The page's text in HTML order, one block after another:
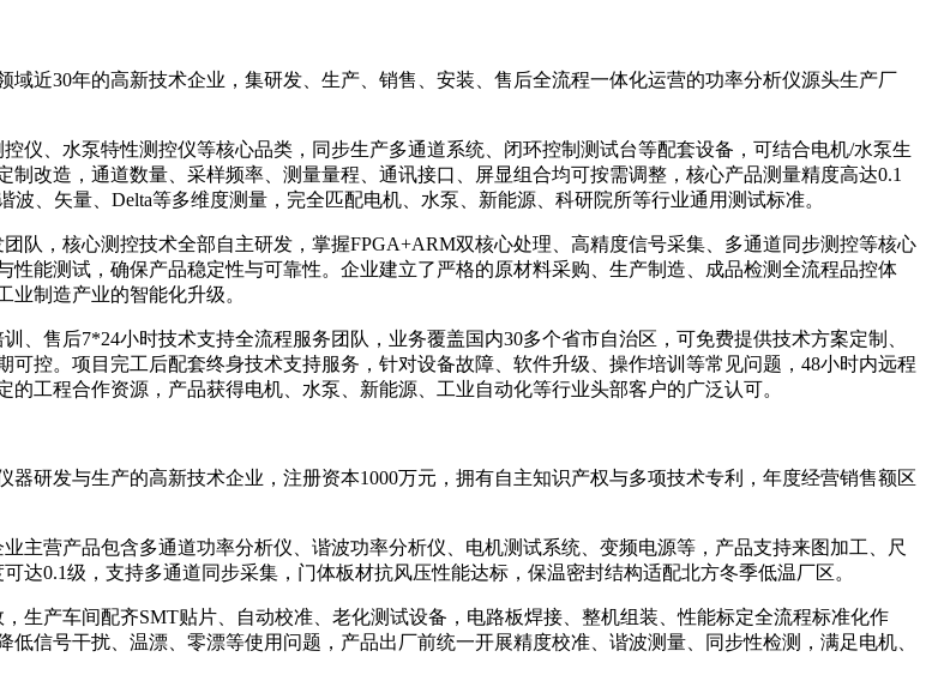
30年的高新技术企业，集研发、生产、销售、安装、售后全流程一体化运营的功率分析仪源头生产厂
、水泵特性测控仪等核心品类，同步生产多通道系统、闭环控制测试台等配套设备，可结合电机/水泵生
改造，通道数量、采样频率、测量量程、通讯接口、屏显组合均可按需调整，核心产品测量精度高达0.1
、矢量、Delta等多维度测量，完全匹配电机、水泵、新能源、科研院所等行业通用测试标准。
，核心测控技术全部自主研发，掌握FPGA+ARM双核心处理、高精度信号采集、多通道同步测控等核心
能测试，确保产品稳定性与可靠性。企业建立了严格的原材料采购、生产制造、成品检测全流程品控体
制造产业的智能化升级。
售后7*24小时技术支持全流程服务团队，业务覆盖国内30多个省市自治区，可免费提供技术方案定制、
控。项目完工后配套终身技术支持服务，针对设备故障、软件升级、操作培训等常见问题，48小时内远程
工程合作资源，产品获得电机、水泵、新能源、工业自动化等行业头部客户的广泛认可。
发与生产的高新技术企业，注册资本1000万元，拥有自主知识产权与多项技术专利，年度经营销售额区
营产品包含多通道功率分析仪、谐波功率分析仪、电机测试系统、变频电源等，产品支持来图加工、尺
达0.1级，支持多通道同步采集，门体板材抗风压性能达标，保温密封结构适配北方冬季低温厂区。
产车间配齐SMT贴片、自动校准、老化测试设备，电路板焊接、整机组装、性能标定全流程标准化作
信号干扰、温漂、零漂等使用问题，产品出厂前统一开展精度校准、谐波测量、同步性检测，满足电机、